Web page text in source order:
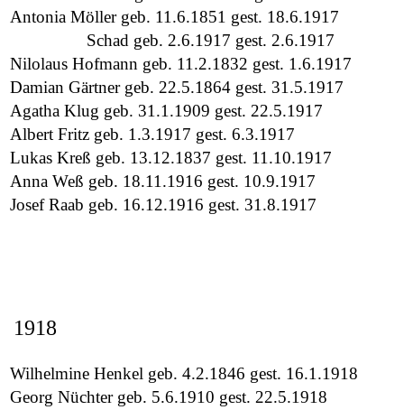
Antonia Möller geb. 11.6.1851 gest. 18.6.1917
Schad geb. 2.6.1917 gest. 2.6.1917
Nilolaus Hofmann geb. 11.2.1832 gest. 1.6.1917
Damian Gärtner geb. 22.5.1864 gest. 31.5.1917
Agatha Klug geb. 31.1.1909 gest. 22.5.1917
Albert Fritz geb. 1.3.1917 gest. 6.3.1917
Lukas Kreß geb. 13.12.1837 gest. 11.10.1917
Anna Weß geb. 18.11.1916 gest. 10.9.1917
Josef Raab geb. 16.12.1916 gest. 31.8.1917
1918
Wilhelmine Henkel geb. 4.2.1846 gest. 16.1.1918
Georg Nüchter geb. 5.6.1910 gest. 22.5.1918